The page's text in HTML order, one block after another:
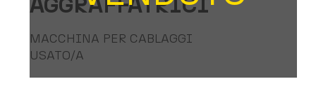
MACCHINA PER CABLAGGI
USATO/A